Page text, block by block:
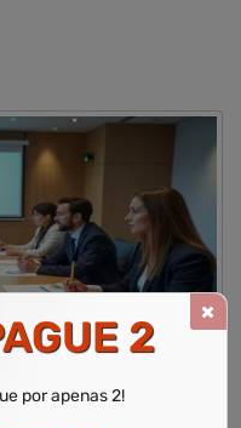
E PRINCÍPIOS
de Administração
Administrativos
2
por apenas 2!